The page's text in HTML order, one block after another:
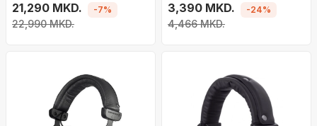
21,290 MKD.
22,990 MKD.
-7% 3,390 MKD.
4,466 MKD.
-24%